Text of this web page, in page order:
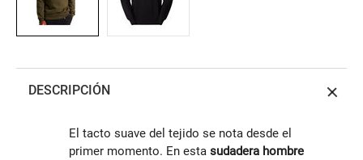
DESCRIPCIÓN
El tacto suave del tejido se nota desde el
primer momento. En esta sudadera hombre